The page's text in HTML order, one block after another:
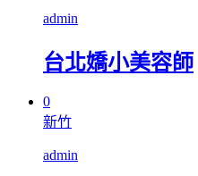
admin
台北嬌小美容師
0
新竹
admin